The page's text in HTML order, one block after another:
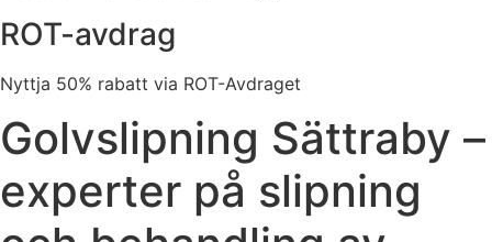
ROT-avdrag
Nyttja 50% rabatt via ROT-Avdraget
Golvslipning Sättraby –
experter på slipning